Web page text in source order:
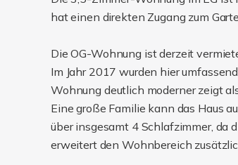
hat einen direkten Zugang zum
Die OG-Wohnung ist derzeit
Im Jahr 2017 wurden hier
Wohnung deutlich moderner zeigt
Eine große Familie kann das Haus
über insgesamt 4 Schlafzimmer, da
erweitert den Wohnbereich